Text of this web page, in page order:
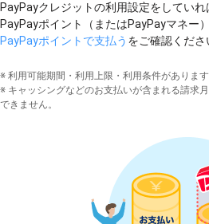
PayPayクレジットの利用設定をしてい
PayPayポイント（またはPayPayマネー
PayPayポイントで支払う をご確認くださ
※ 利用可能期間・利用上限・利用条件があります
※ キャッシングなどのお支払いが含まれる請求
できません。